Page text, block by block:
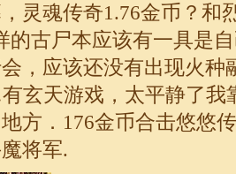
灵魂传奇1.76金币？和
的古尸本应该有一具是
，应该还没有出现火种
玄天游戏，太平静了我
方．176金币合击悠悠
将军.